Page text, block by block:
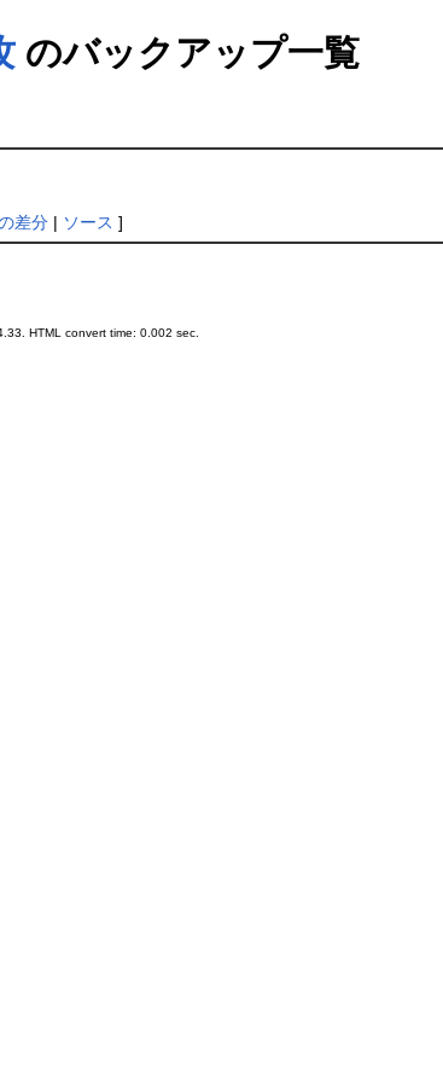
のバックアップ一覧
差分 | ソース ]
HTML convert time: 0.002 sec.